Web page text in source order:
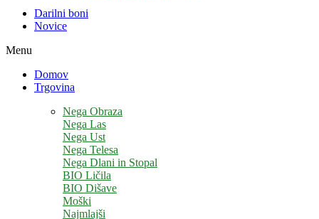
Darilni boni
Novice
Menu
Domov
Trgovina
Nega Obraza
Nega Las
Nega Ust
Nega Telesa
Nega Dlani in Stopal
BIO Ličila
BIO Dišave
Moški
Najmlajši